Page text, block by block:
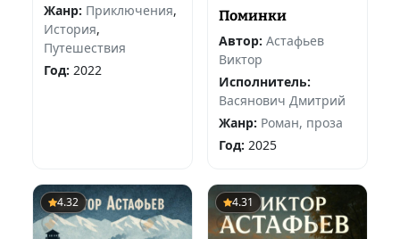
Жанр: Приключения,
История,
Путешествия
Год: 2022
Поминки
Автор: Астафьев
Виктор
Исполнитель:
Васянович Дмитрий
Жанр: Роман, проза
Год: 2025
4.32 4.31